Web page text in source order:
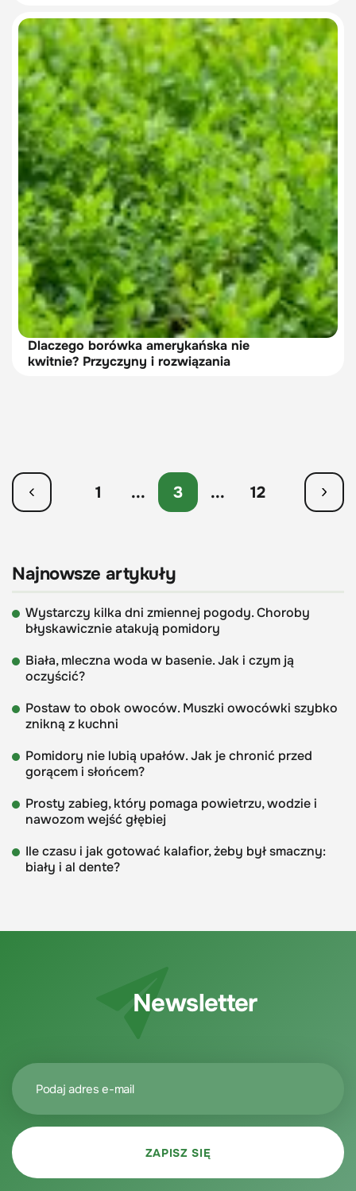
Dlaczego borówka amerykańska nie
kwitnie? Przyczyny i rozwiązania
1 ... 3 ... 12
Najnowsze artykuły
Wystarczy kilka dni zmiennej pogody. Choroby
błyskawicznie atakują pomidory
Biała, mleczna woda w basenie. Jak i czym ją
oczyścić?
Postaw to obok owoców. Muszki owocówki szybko
znikną z kuchni
Pomidory nie lubią upałów. Jak je chronić przed
gorącem i słońcem?
Prosty zabieg, który pomaga powietrzu, wodzie i
nawozom wejść głębiej
Ile czasu i jak gotować kalafior, żeby był smaczny:
biały i al dente?
Newsletter